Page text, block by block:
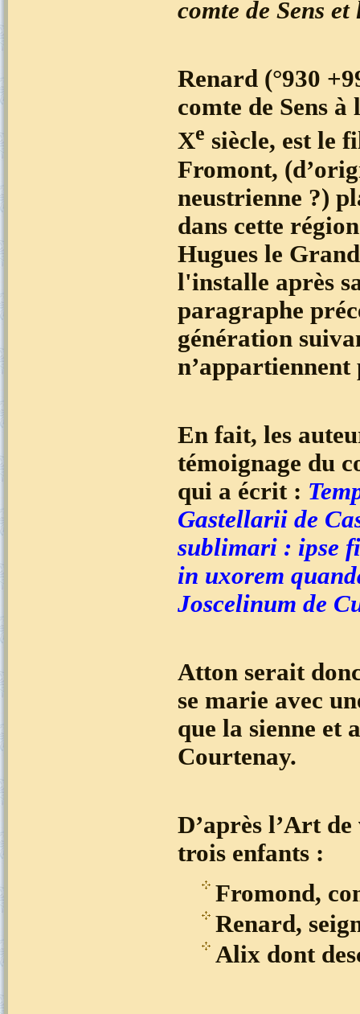
comte de Sens
Renard (°930
comte de Sens
Xe siècle, est le
Fromont,
neustrienne ?)
dans cette
Hugues le
l'installe après
paragraphe
génération
n’appartiennent
En fait, les
témoignage du
qui a écrit :
Gastellarii de
sublimari : ipse
in uxorem
Joscelinum de
Atton serait
se marie avec
que la sienne et
Courtenay.
D’après l’Art
trois enfants :
Fromond,
Renard,
Alix dont